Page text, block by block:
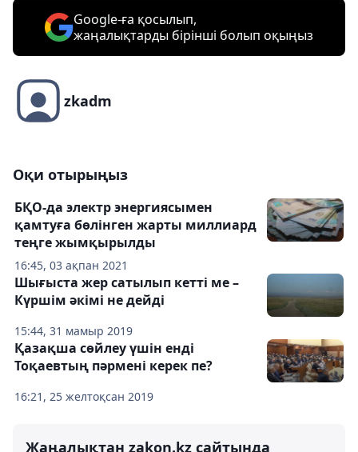
Google-ға қосылып,
жаңалықтарды бірінші болып оқыңыз
zkadm
Оқи отырыңыз
16:45, 03 ақпан 2021
БҚО-да электр энергиясымен
қамтуға бөлінген жарты миллиард
теңге жымқырылды
15:44, 31 мамыр 2019
Шығыста жер сатылып кетті ме –
Күршім әкімі не дейді
16:21, 25 желтоқсан 2019
Қазақша сөйлеу үшін енді
Тоқаевтың пәрмені керек пе?
Жаңалықтан zakon.kz сайтында